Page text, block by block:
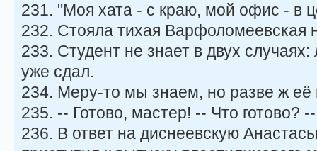
231. "Моя хата - с краю, мой офис - в
232. Стояла тихая Варфоломеевская
233. Студент не знает в двух
уже сдал.
234. Меру-то мы знаем, но разве ж
235. -- Готово, мастер! -- Что
236. В ответ на диснеевскую